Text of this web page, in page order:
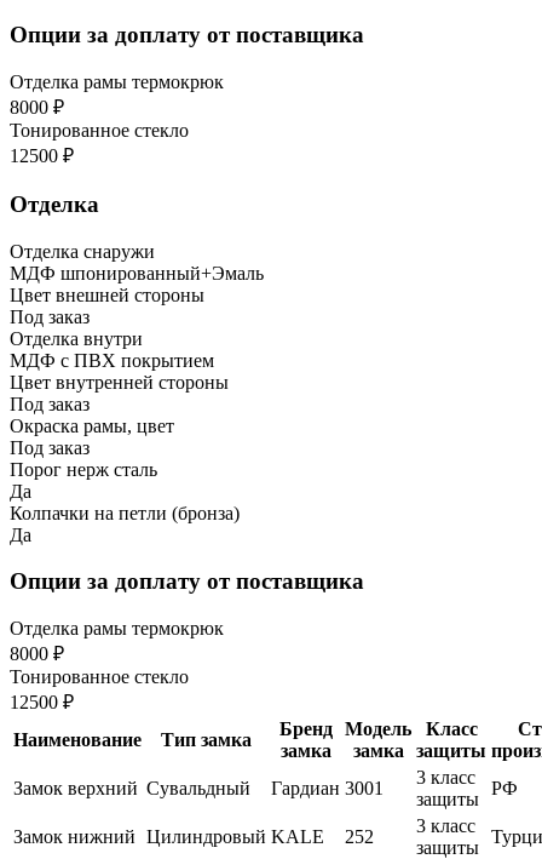
Опции за доплату от поставщика
Отделка рамы термокрюк
8000 ₽
Тонированное стекло
12500 ₽
Отделка
Отделка снаружи
МДФ шпонированный+Эмаль
Цвет внешней стороны
Под заказ
Отделка внутри
МДФ с ПВХ покрытием
Цвет внутренней стороны
Под заказ
Окраска рамы, цвет
Под заказ
Порог нерж сталь
Да
Колпачки на петли (бронза)
Да
Опции за доплату от поставщика
Отделка рамы термокрюк
8000 ₽
Тонированное стекло
12500 ₽
Наименование
Тип замка
Бренд
замка
Модель
замка
Класс
защиты
Замок верхний Сувальдный Гардиан 3001
3 класс
защиты
РФ
Замок нижний Цилиндровый KALE 252
3 класс
защиты